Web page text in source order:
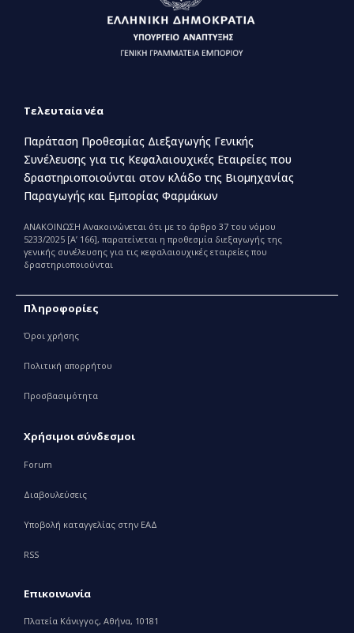
Τελευταία νέα
Παράταση Προθεσμίας Διεξαγωγής Γενικής
Συνέλευσης για τις Κεφαλαιουχικές Εταιρείες που
δραστηριοποιούνται στον κλάδο της Βιομηχανίας
Παραγωγής και Εμπορίας Φαρμάκων
ΑΝΑΚΟΙΝΩΣΗ Ανακοινώνεται ότι με το άρθρο 37 του νόμου
5233/2025 [Α’ 166], παρατείνεται η προθεσμία διεξαγωγής της
γενικής συνέλευσης για τις κεφαλαιουχικές εταιρείες που
δραστηριοποιούνται
Πληροφορίες
Όροι χρήσης
Πολιτική απορρήτου
Προσβασιμότητα
Χρήσιμοι σύνδεσμοι
Forum
Διαβουλεύσεις
Υποβολή καταγγελίας στην ΕΑΔ
RSS
Επικοινωνία
Πλατεία Κάνιγγος, Αθήνα, 10181